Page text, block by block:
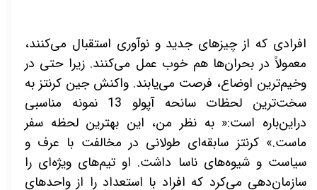
افرادی که از چیزهای جدید و نوآوری استقبال می‌کنند،
معمولاً در بحران‌ها هم خوب عمل می‌کنند. زیرا حتی در
وخیم‌ترین اوضاع، فرصت می‌یابند. واکنش جین کرنتز به
سخت‌ترین لحظات سانحه آپولو 13 نمونه مناسبی
دراین‌باره است:« به نظر من، این بهترین لحظه سفر
ماست.» کرنتز سابقه‌ای طولانی در مخالفت با عرف و
سیاست و شیوه‌های ناسا داشت. او تیم‌های ویژه‌ای را
سازمان‌دهی می‌کرد که افراد با استعداد را از واحدهای